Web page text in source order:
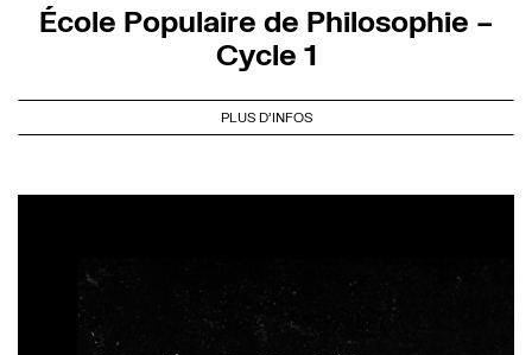
École Populaire de Philosophie –
Cycle 1
PLUS D'INFOS